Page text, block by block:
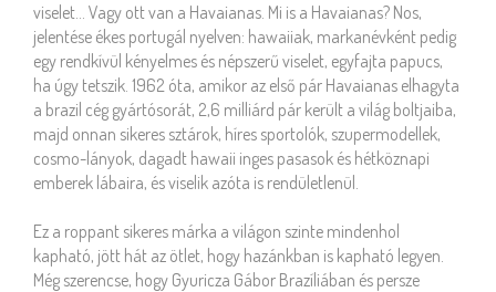
viselet... Vagy ott van a Havaianas. Mi is a Havaianas? Nos,
jelentése ékes portugál nyelven: hawaiiak, markanévként pedig
egy rendkívül kényelmes és népszerű viselet, egyfajta papucs,
ha úgy tetszik. 1962 óta, amikor az első pár Havaianas elhagyta
a brazil cég gyártósorát, 2,6 milliárd pár került a világ boltjaiba,
majd onnan sikeres sztárok, híres sportolók, szupermodellek,
cosmo-lányok, dagadt hawaii inges pasasok és hétköznapi
emberek lábaira, és viselik azóta is rendületlenül.
Ez a roppant sikeres márka a világon szinte mindenhol
kapható, jött hát az ötlet, hogy hazánkban is kapható legyen.
Még szerencse, hogy Gyuricza Gábor Brazíliában és persze